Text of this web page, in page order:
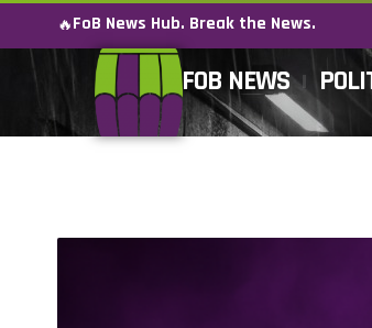
🔥FoB News Hub. Break the News.
FOB NEWS